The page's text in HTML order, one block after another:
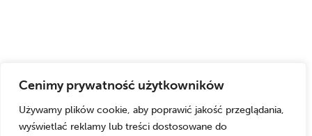
Cenimy prywatność użytkowników
Używamy plików cookie, aby poprawić jakość przeglądania,
wyświetlać reklamy lub treści dostosowane do